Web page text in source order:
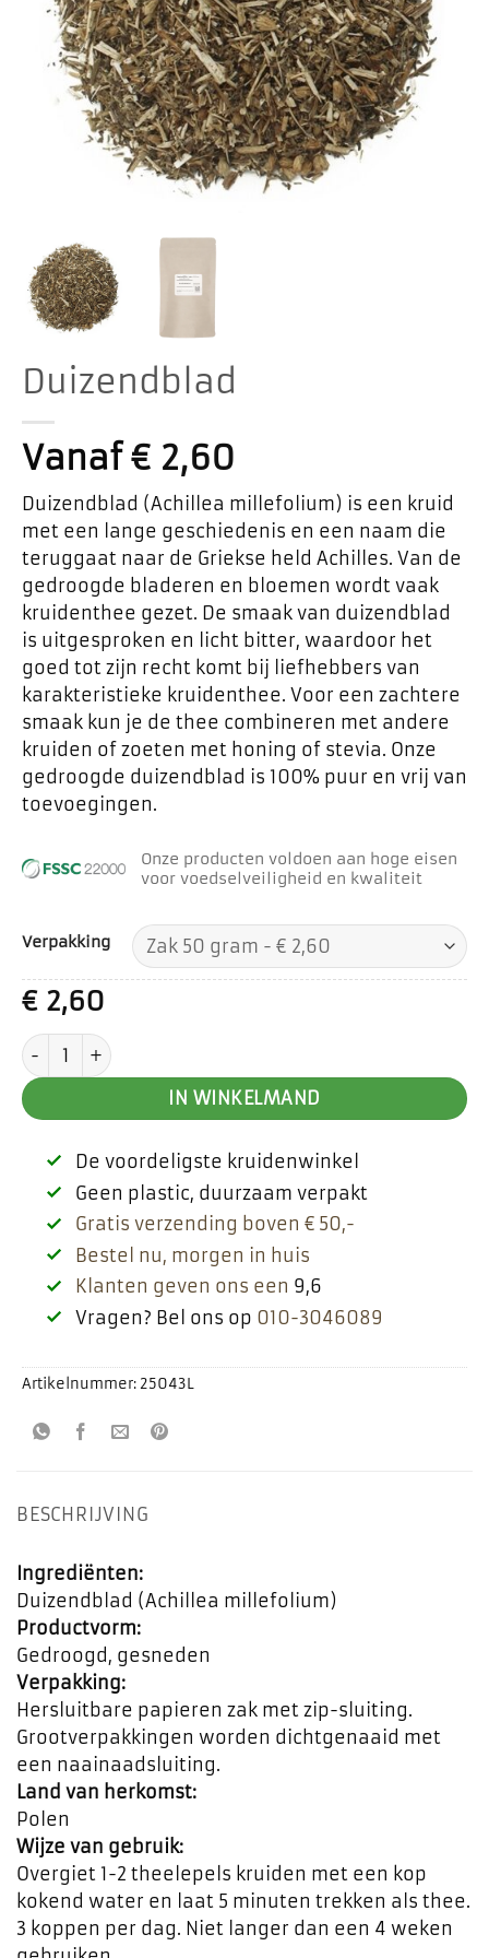
Duizendblad
Vanaf€2,60
Duizendblad (Achillea millefolium) is een kruid
met een lange geschiedenis en een naam die
teruggaat naar de Griekse held Achilles. Van de
gedroogde bladeren en bloemen wordt vaak
kruidenthee gezet. De smaak van duizendblad
is uitgesproken en licht bitter, waardoor het
goed tot zijn recht komt bij liefhebbers van
karakteristieke kruidenthee. Voor een zachtere
smaak kun je de thee combineren met andere
kruiden of zoeten met honing of stevia. Onze
gedroogde duizendblad is 100% puur en vrij van
toevoegingen.
Onze producten voldoen aan hoge eisen
voor voedselveiligheid en kwaliteit
Verpakking
€2,60
Duizendblad aantal
IN WINKELMAND
De voordeligste kruidenwinkel
Geen plastic, duurzaam verpakt
Gratis verzending boven € 50,-
Bestel nu, morgen in huis
Klanten geven ons een 9,6
Vragen? Bel ons op 010-3046089
Artikelnummer:25043L
BESCHRIJVING
Ingrediënten:
Duizendblad (Achillea millefolium)
Productvorm:
Gedroogd, gesneden
Verpakking:
Hersluitbare papieren zak met zip-sluiting.
Grootverpakkingen worden dichtgenaaid met
een naainaadsluiting.
Land van herkomst:
Polen
Wijze van gebruik:
Overgiet 1-2 theelepels kruiden met een kop
kokend water en laat 5 minuten trekken als thee.
3 koppen per dag. Niet langer dan een 4 weken